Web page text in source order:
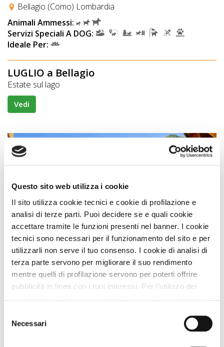
Questo sito web utilizza i cookie
Il sito utilizza cookie tecnici e cookie di profilazione e
analisi di terze parti. Puoi decidere se e quali cookie
accettare tramite le funzioni presenti nel banner. I cookie
tecnici sono necessari per il funzionamento del sito e per
utilizzarli non serve il tuo consenso. I cookie di analisi di
terza parte servono per migliorare il suo rendimento
mentre quelli di profilazione servono per poterti offrire
pubblicità in linea con i tuoi interessi. Per l’utilizzo dei
senza accettare” verranno installati solo i cookie tecnici.
Cliccando il pulsante “Accetta tutto” acconsenti all’utilizzo
delNecessari
Bellagio (Como) Lombardia
Animali Ammessi:
Servizi Speciali A DOG:
Ideale Per:
LUGLIO a Bellagio
Estate sul lago
Vedi
Affittacamere
B&Bs Sedrina
PremioSTRUTTURA A DOG
Sedrina (Bergamo) Lombardia
Ideale Per: